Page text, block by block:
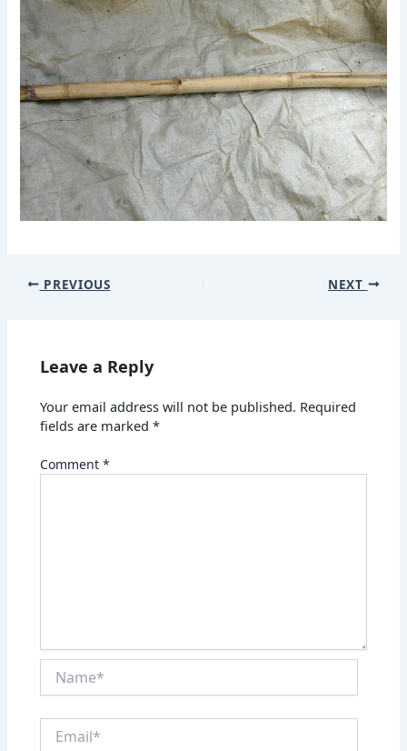
PREVIOUS NEXT
Leave a Reply
Your email address will not be published. Required
fields are marked*
Comment*